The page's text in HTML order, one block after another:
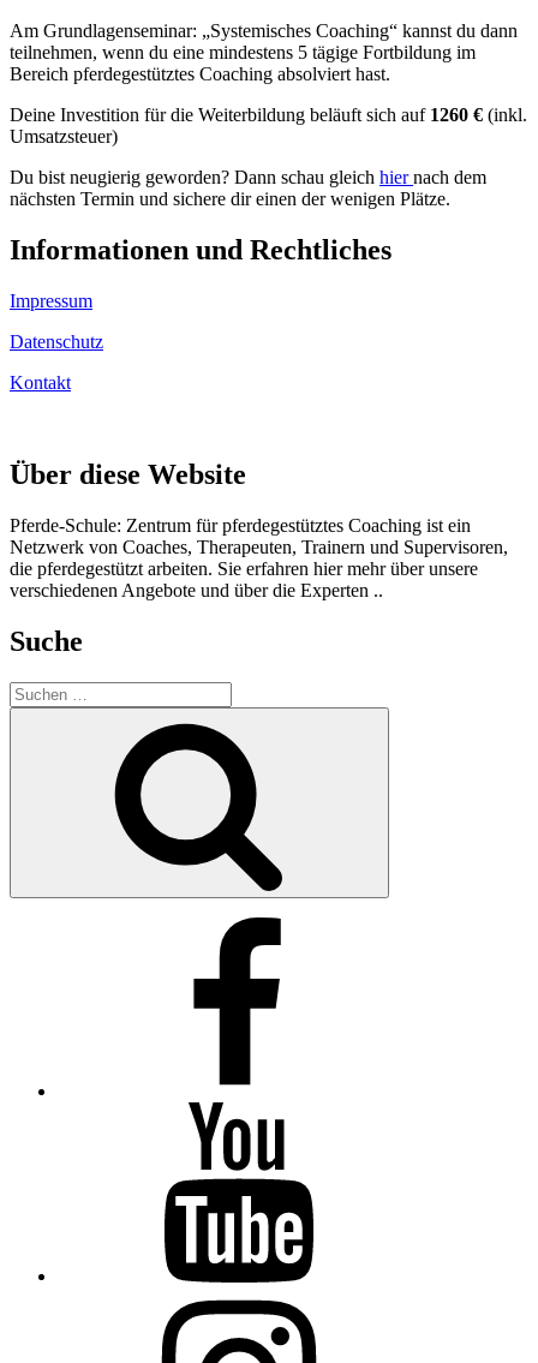
Am Grundlagenseminar: „Systemisches Coaching“ kannst du dann
teilnehmen, wenn du eine mindestens 5 tägige Fortbildung im
Bereich pferdegestütztes Coaching absolviert hast.
Deine Investition für die Weiterbildung beläuft sich auf 1260 € (inkl.
Umsatzsteuer)
Du bist neugierig geworden? Dann schau gleich hiernach dem
nächsten Termin und sichere dir einen der wenigen Plätze.
Informationen und Rechtliches
Impressum
Datenschutz
Kontakt
Über diese Website
Pferde-Schule: Zentrum für pferdegestütztes Coaching ist ein
Netzwerk von Coaches, Therapeuten, Trainern und Supervisoren,
die pferdegestützt arbeiten. Sie erfahren hier mehr über unsere
verschiedenen Angebote und über die Experten ..
Suche
Suchen
nach: